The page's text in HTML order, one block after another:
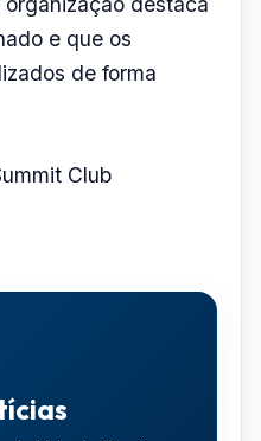
Brasil e nos Estados
brasileiros.
para levar
merece estar aqui. É
Seixas, CEO e
destaca
e que os